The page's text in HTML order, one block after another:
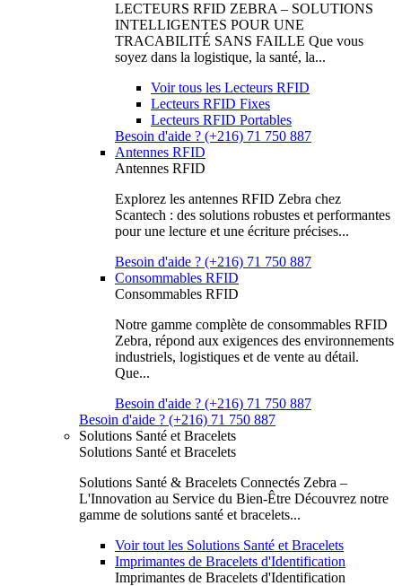
LECTEURS RFID ZEBRA – SOLUTIONS
INTELLIGENTES POUR UNE
TRACABILITÉ SANS FAILLE Que vous
soyez dans la logistique, la santé, la...
Voir tous les Lecteurs RFID
Lecteurs RFID Fixes
Lecteurs RFID Portables
Besoin d'aide ? (+216) 71 750 887
Antennes RFID
Antennes RFID
Explorez les antennes RFID Zebra chez
Scantech : des solutions robustes et performantes
pour une lecture et une écriture précises...
Besoin d'aide ? (+216) 71 750 887
Consommables RFID
Consommables RFID
Notre gamme complète de consommables RFID
Zebra, répond aux exigences des environnements
industriels, logistiques et de vente au détail.
Que...
Besoin d'aide ? (+216) 71 750 887
Besoin d'aide ? (+216) 71 750 887
Solutions Santé et Bracelets
Solutions Santé et Bracelets
Solutions Santé & Bracelets Connectés Zebra –
L'Innovation au Service du Bien-Être Découvrez notre
gamme de solutions santé et bracelets...
Voir tout les Solutions Santé et Bracelets
Imprimantes de Bracelets d'Identification
Imprimantes de Bracelets d'Identification